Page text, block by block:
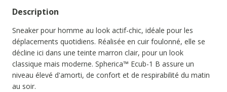
Description
Sneaker pour homme au look actif-chic, idéale pour les
déplacements quotidiens. Réalisée en cuir foulonné, elle se
décline ici dans une teinte marron clair, pour un look
classique mais moderne. Spherica™ Ecub-1 B assure un
niveau élevé d'amorti, de confort et de respirabilité du matin
au soir.